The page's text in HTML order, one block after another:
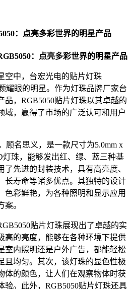
：点亮多彩世界的明星产品
：点亮多彩世界的明星产品
空中，台宏光电的贴片灯珠
耀眼的明星。作为灯珠品牌厂家台
品，RGB5050贴片灯珠以其卓越的
域，赢得了市场的广泛认可和用户
顾名思义，是一款尺寸为5.0mm x
灯珠，能够发出红、绿、蓝三种基
了先进的封装技术，具有高亮度、
长寿命等诸多优点。其独特的设计
色彩鲜艳，为各种照明和显示应用
。
贴片灯珠展现出了卓越的实
高的亮度，能够在各种环境下提供
室内照明还是户外广告，都能轻松
且均匀。其次，该灯珠的显色性极
体的颜色，让人们在观察物体时获
验。此外，RGB5050贴片灯珠还具